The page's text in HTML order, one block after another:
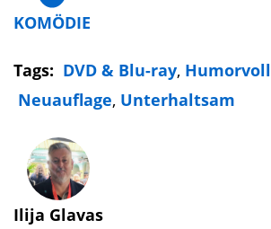
KOMÖDIE
Tags: DVD & Blu-ray, Humorvoll
Neuauflage, Unterhaltsam
Ilija Glavas